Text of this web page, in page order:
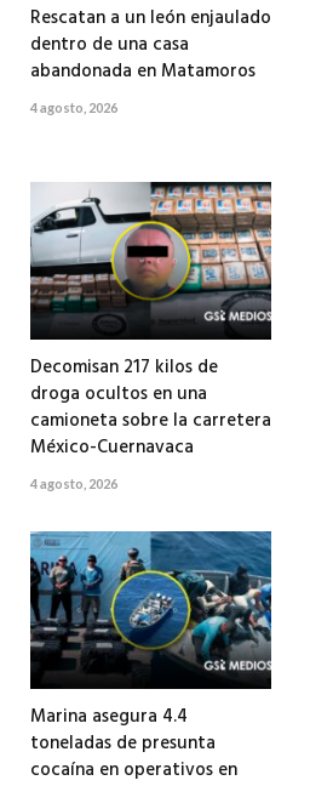
Rescatan a un león enjaulado
dentro de una casa
abandonada en Matamoros
4 agosto, 2026
Decomisan 217 kilos de
droga ocultos en una
camioneta sobre la carretera
México-Cuernavaca
4 agosto, 2026
Marina asegura 4.4
toneladas de presunta
cocaína en operativos en